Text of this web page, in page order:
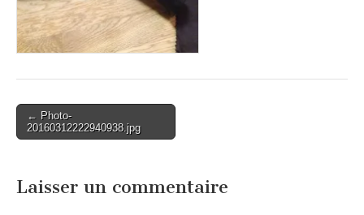
Post
navigation
← Photo-
20160312222940938.jpg
Laisser un commentaire